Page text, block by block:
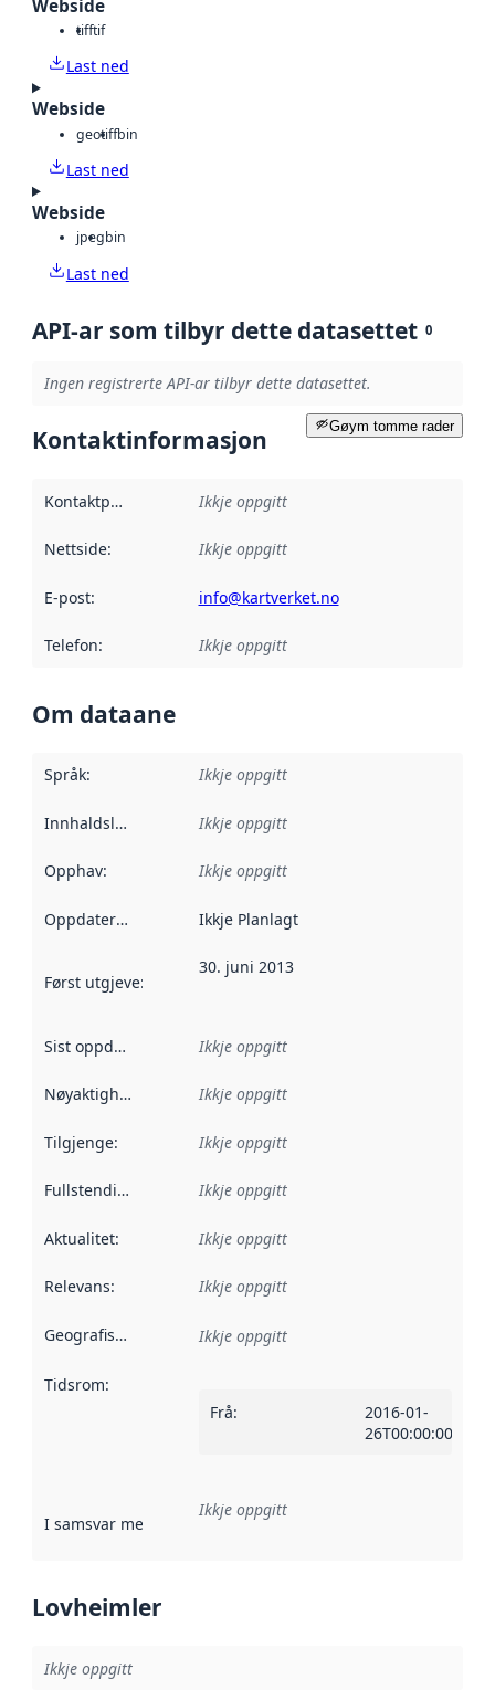
Webside
tifftif
Last ned
Webside
geotiffbin
Last ned
Webside
jpegbin
Last ned
API-ar som tilbyr dette datasettet 0
Ingen registrerte API-ar tilbyr dette datasettet.
Gøym tomme rader
Kontaktinformasjon
Kontaktpunkt Ikkje oppgitt
Nettside: Ikkje oppgitt
E-post: info@kartverket.no
Telefon: Ikkje oppgitt
Om dataane
Språk: Ikkje oppgitt
Innhaldsleverandørar :
Ikkje oppgitt
Opphav: Ikkje oppgitt
Oppdateringsfrekvens :
Ikkje Planlagt
Først utgjeve: Denne datoen seier når dataa i dette
30. juni 2013
Sist oppdatert Ikkje oppgitt
Nøyaktigheit Ikkje oppgitt
Tilgjenge: Ikkje oppgitt
Fullstendigheit Ikkje oppgitt
Aktualitet: Ikkje oppgitt
Relevans: Ikkje oppgitt
Geografisk område Ikkje oppgitt
Tidsrom:
Frå:
2016-01-
26T00:00:00Z
I samsvar med Referanse til ei implementeringsregel eller
Ikkje oppgitt
Lovheimler
Ikkje oppgitt